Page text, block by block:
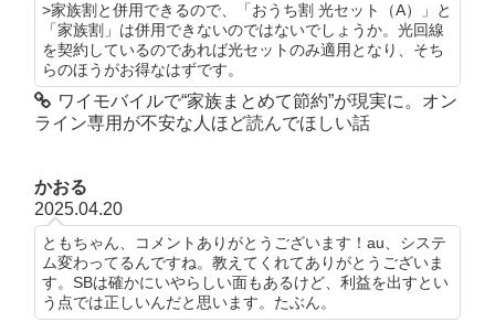
>家族割と併用できるので、「おうち割 光セット（A）」と
「家族割」は併用できないのではないでしょうか。光回線
を契約しているのであれば光セットのみ適用となり、そち
らのほうがお得なはずです。
ワイモバイルで“家族まとめて節約”が現実に。オン
ライン専用が不安な人ほど読んでほしい話
かおる
2025.04.20
ともちゃん、コメントありがとうございます！au、システ
ム変わってるんですね。教えてくれてありがとうございま
す。SBは確かにいやらしい面もあるけど、利益を出すとい
う点では正しいんだと思います。たぶん。